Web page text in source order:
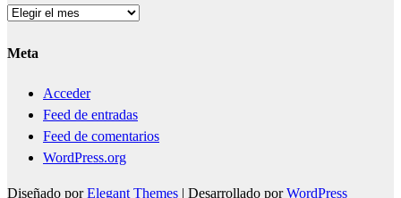
Arxiu
Meta
Acceder
Feed de entradas
Feed de comentarios
WordPress.org
Diseñado porElegant Themes | Desarrollado porWordPress